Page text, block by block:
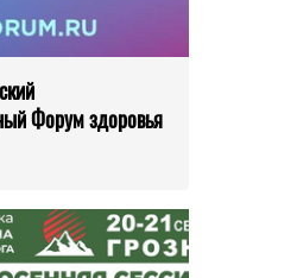
Форум здоровья